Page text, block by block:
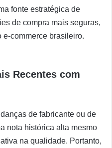
fonte estratégica de
de compra mais seguras,
e-commerce brasileiro.
Recentes com
de fabricante ou de
nota histórica alta mesmo
na qualidade. Portanto,